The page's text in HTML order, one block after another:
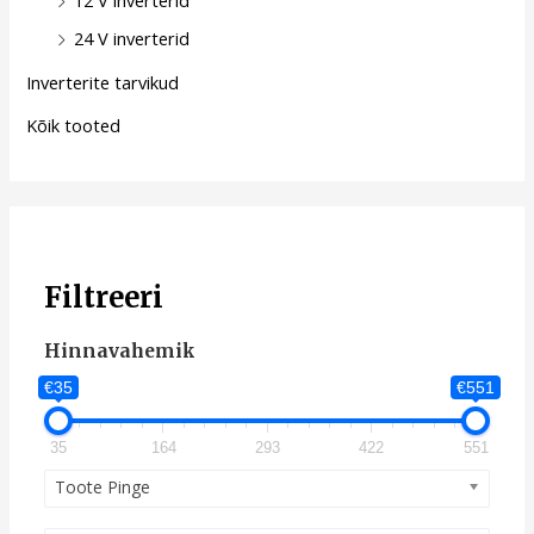
24 V inverterid
Inverterite tarvikud
Kõik tooted
Filtreeri
Hinnavahemik
€35 €551
35 164 293 422 551
Toote Pinge